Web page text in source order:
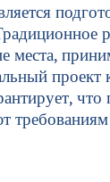
места,
проект